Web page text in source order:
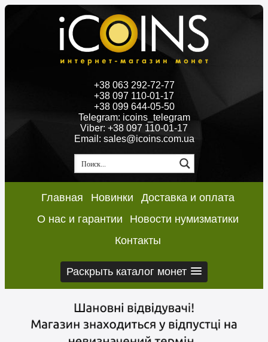
+38 063 292-72-77
+38 097 110-01-17
+38 099 644-05-50
Telegram: icoins_telegram
Viber: +38 097 110-01-17
Email: sales@icoins.com.ua
Главная Новинки
Доставка и оплата
О нас и гарантии
Новости нумизматики
Контакты
Раскрыть каталог монет